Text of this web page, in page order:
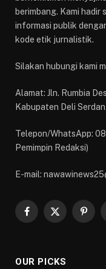
berimbang. Kami
informasi publik
kode etik jurnalistik.
Silakan hubungi kami
Alamat: Jln. Rumbia
Kabupaten Deli
Telepon/WhatsApp:
Pemimpin Redaksi)
E-mail:
Facebook
X
OUR PICKS